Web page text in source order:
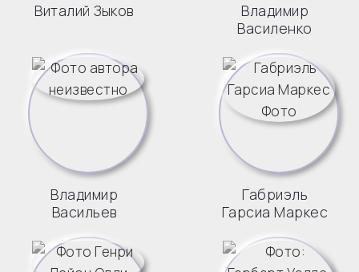
Виталий Зыков
Владимир
Василенко
Владимир
Васильев
Габриэль
Гарсиа Маркес